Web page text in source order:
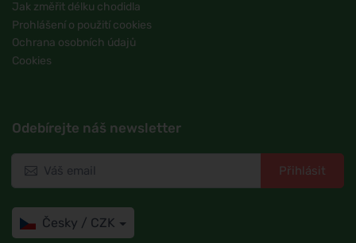
Jak změřit délku chodidla
Prohlášení o použití cookies
Ochrana osobních údajů
Cookies
Odebírejte náš newsletter
Přihlásit
Česky / CZK